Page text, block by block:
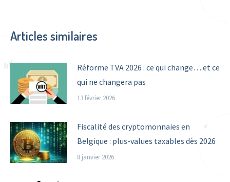
Articles similaires
Réforme TVA 2026 : ce qui change… et ce
qui ne changera pas
13 février 2026
Fiscalité des cryptomonnaies en
Belgique : plus-values taxables dès 2026
8 janvier 2026